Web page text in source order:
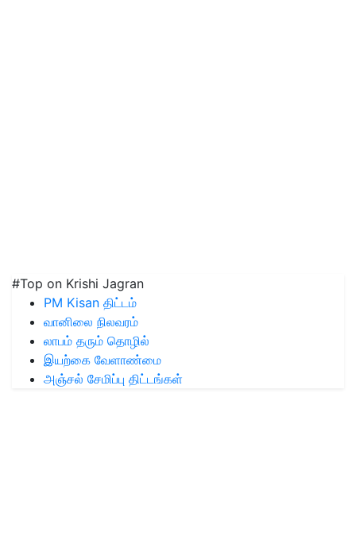
#Top on Krishi Jagran
PM Kisan திட்டம்
வானிலை நிலவரம்
லாபம் தரும் தொழில்
இயற்கை வேளாண்மை
அஞ்சல் சேமிப்பு திட்டங்கள்